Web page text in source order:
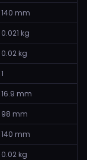
140 mm
0.021 kg
0.02 kg
1
16.9 mm
98 mm
140 mm
0.02 kg